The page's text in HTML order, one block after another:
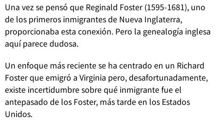
Una vez se pensó que Reginald Foster (1595-1681), uno
de los primeros inmigrantes de Nueva Inglaterra,
proporcionaba esta conexión. Pero la genealogía inglesa
aquí parece dudosa.
Un enfoque más reciente se ha centrado en un Richard
Foster que emigró a Virginia pero, desafortunadamente,
existe incertidumbre sobre qué inmigrante fue el
antepasado de los Foster, más tarde en los Estados
Unidos.